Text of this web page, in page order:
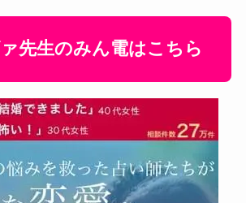
先生のみん電はこちら